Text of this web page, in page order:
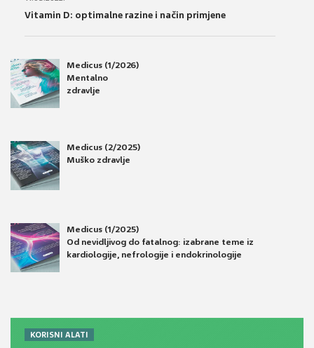
Vitamin D: optimalne razine i način primjene
Medicus (1/2026)
Mentalno
zdravlje
Medicus (2/2025)
Muško zdravlje
Medicus (1/2025)
Od nevidljivog do fatalnog: izabrane teme iz
kardiologije, nefrologije i endokrinologije
KORISNI ALATI